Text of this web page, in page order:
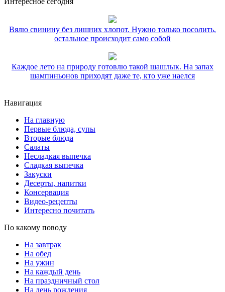
Вялю свинину без лишних хлопот. Нужно только посолить,
остальное происходит само собой
Каждое лето на природу готовлю такой шашлык. На запах
шампиньонов приходят даже те, кто уже наелся
Навигация
На главную
Первые блюда, супы
Вторые блюда
Салаты
Несладкая выпечка
Сладкая выпечка
Закуски
Десерты, напитки
Консервация
Видео-рецепты
Интересно почитать
По какому поводу
На завтрак
На обед
На ужин
На каждый день
На праздничный стол
На день рождения